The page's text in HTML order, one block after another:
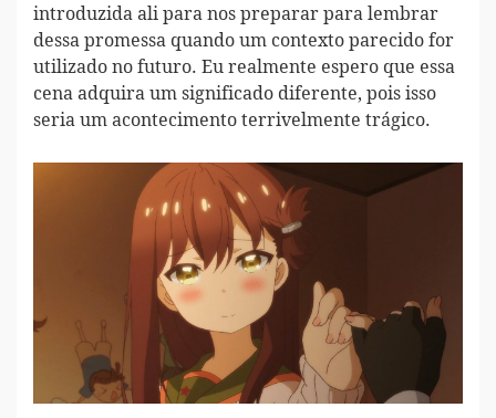
introduzida ali para nos preparar para lembrar
dessa promessa quando um contexto parecido for
utilizado no futuro. Eu realmente espero que essa
cena adquira um significado diferente, pois isso
seria um acontecimento terrivelmente trágico.